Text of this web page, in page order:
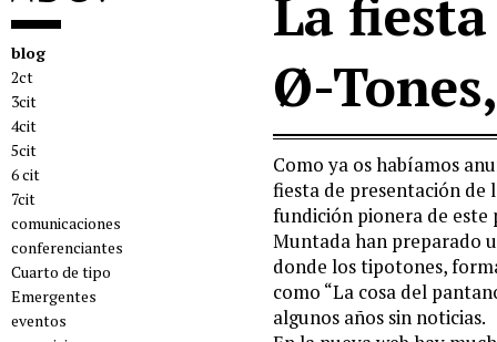
blog
2ct
3cit
4cit
5cit
6 cit
7cit
comunicaciones
conferenciantes
Cuarto de tipo
Emergentes
eventos
La
Ø-
Como ya os habíamos
fiesta de presentación de
fundición pionera de este
Muntada han preparado
donde los tipotones,
como “La cosa del
algunos años sin noticias.